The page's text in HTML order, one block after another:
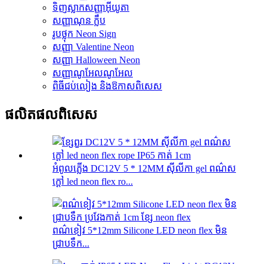
ទិញស្លាកសញ្ញាអ៊ីយូតា
សញ្ញាណុន ក្លឹប
រូបថ្លុក Neon Sign
សញ្ញា Valentine Neon
សញ្ញា Halloween Neon
សញ្ញាណូអែលណូអែល
ពិធីជប់លៀង និងឱកាសពិសេស
ផលិតផល​ពិសេស
អំពូលភ្លើង DC12V 5 * 12MM ស៊ីលីកា gel ពណ៌ស
ក្តៅ led neon flex ro...
ពណ៌ខៀវ 5*12mm Silicone LED neon flex មិន
ជ្រាបទឹក...